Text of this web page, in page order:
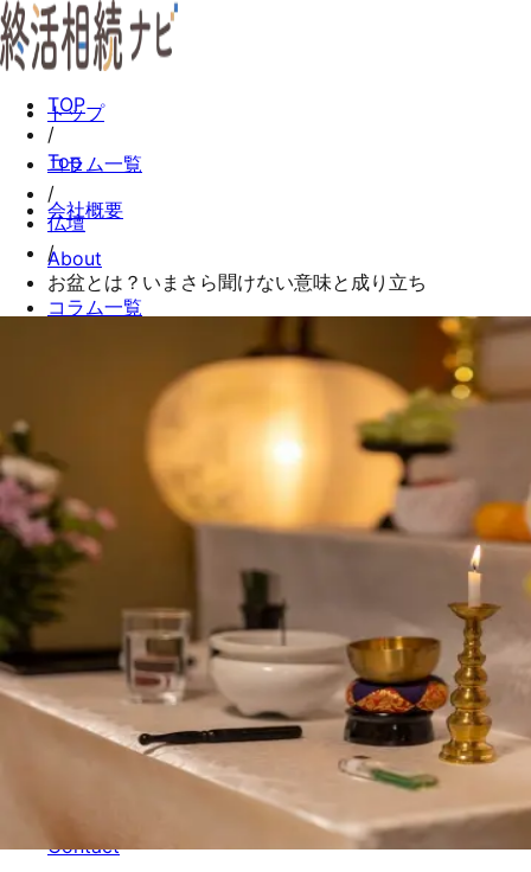
トップ
Top
会社概要
About
コラム一覧
お問い合わせ
Contact
Top
会社概要
About
コラム一覧
Contact
TOP
/
コラム一覧
/
仏壇
/
お盆とは？いまさら聞けない意味と成り立ち